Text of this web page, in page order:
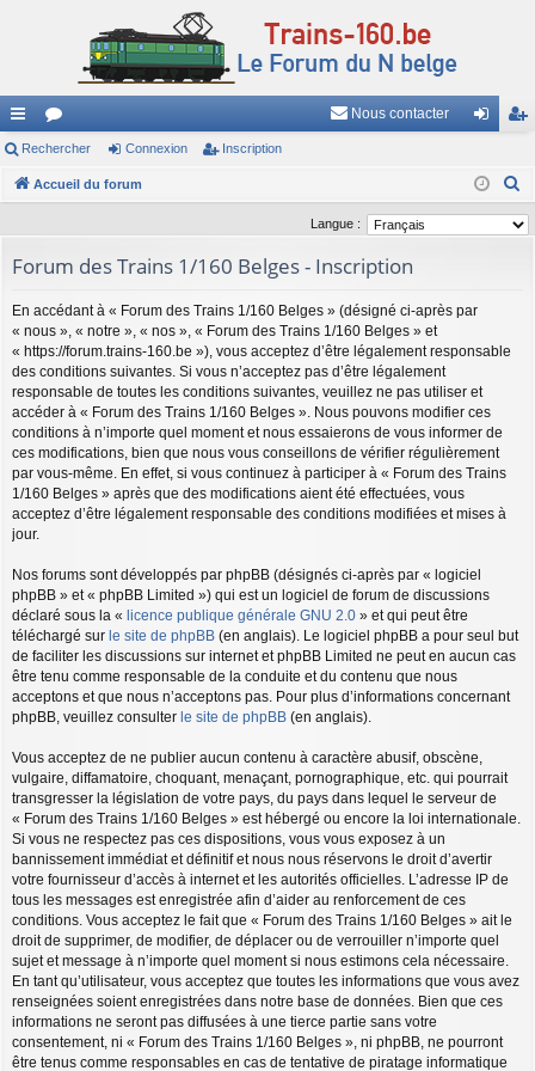
ac
co
ci
or
u
Nous contacter
ne cri
pti
Rechercher Connexion Inscription
Accueil du forum
c
Langue :
Forum des Trains 1/160 Belges - Inscription
En accédant à « Forum des Trains 1/160 Belges » (désigné ci-après par
« nous », « notre », « nos », « Forum des Trains 1/160 Belges » et
« https://forum.trains-160.be »), vous acceptez d’être légalement responsable
des conditions suivantes. Si vous n’acceptez pas d’être légalement
responsable de toutes les conditions suivantes, veuillez ne pas utiliser et
accéder à « Forum des Trains 1/160 Belges ». Nous pouvons modifier ces
conditions à n’importe quel moment et nous essaierons de vous informer de
ces modifications, bien que nous vous conseillons de vérifier régulièrement
par vous-même. En effet, si vous continuez à participer à « Forum des Trains
1/160 Belges » après que des modifications aient été effectuées, vous
acceptez d’être légalement responsable des conditions modifiées et mises à
jour.
Nos forums sont développés par phpBB (désignés ci-après par « logiciel
phpBB » et « phpBB Limited ») qui est un logiciel de forum de discussions
déclaré sous la « licence publique générale GNU 2.0 » et qui peut être
téléchargé sur le site de phpBB (en anglais). Le logiciel phpBB a pour seul but
de faciliter les discussions sur internet et phpBB Limited ne peut en aucun cas
être tenu comme responsable de la conduite et du contenu que nous
acceptons et que nous n’acceptons pas. Pour plus d’informations concernant
phpBB, veuillez consulter le site de phpBB (en anglais).
Vous acceptez de ne publier aucun contenu à caractère abusif, obscène,
vulgaire, diffamatoire, choquant, menaçant, pornographique, etc. qui pourrait
transgresser la législation de votre pays, du pays dans lequel le serveur de
« Forum des Trains 1/160 Belges » est hébergé ou encore la loi internationale.
Si vous ne respectez pas ces dispositions, vous vous exposez à un
bannissement immédiat et définitif et nous nous réservons le droit d’avertir
votre fournisseur d’accès à internet et les autorités officielles. L’adresse IP de
tous les messages est enregistrée afin d’aider au renforcement de ces
conditions. Vous acceptez le fait que « Forum des Trains 1/160 Belges » ait le
droit de supprimer, de modifier, de déplacer ou de verrouiller n’importe quel
sujet et message à n’importe quel moment si nous estimons cela nécessaire.
En tant qu’utilisateur, vous acceptez que toutes les informations que vous avez
renseignées soient enregistrées dans notre base de données. Bien que ces
informations ne seront pas diffusées à une tierce partie sans votre
consentement, ni « Forum des Trains 1/160 Belges », ni phpBB, ne pourront
être tenus comme responsables en cas de tentative de piratage informatique